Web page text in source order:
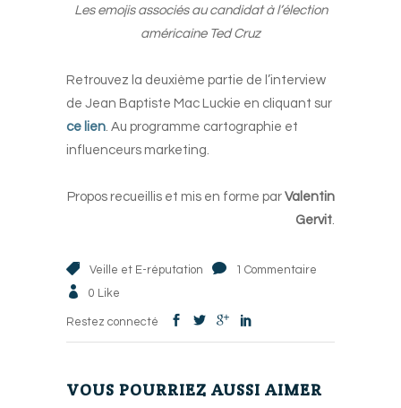
Les emojis associés au candidat à l’élection
américaine Ted Cruz
Retrouvez la deuxième partie de l’interview
de Jean Baptiste Mac Luckie en cliquant sur
ce lien . Au programme cartographie et
influenceurs marketing.
Propos recueillis et mis en forme par Valentin
Gervit
Veille et E-réputation
1 Commentaire
0 Like
Restez connecté
VOUS POURRIEZ AUSSI AIMER